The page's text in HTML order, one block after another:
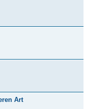
Art